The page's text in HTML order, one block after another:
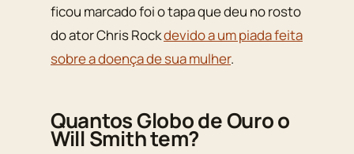
ficou marcado foi o tapa que deu no rosto
do ator Chris Rockdevido a um piada feita
sobre a doença de sua mulher.
Quantos Globo de Ouro o
Will Smith tem?